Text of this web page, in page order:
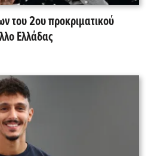
του 2ου προκριματικού
Ελλάδας